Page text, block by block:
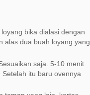
bika dialasi dengan
alas dua buah loyang yang
saja. 5-10 menit
itu baru ovennya